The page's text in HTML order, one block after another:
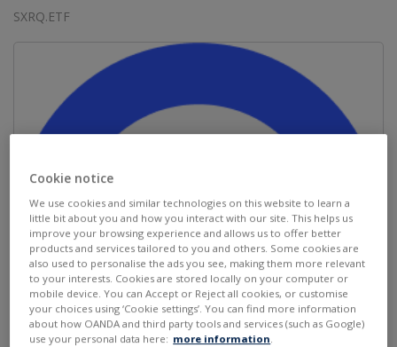
SXRQ.ETF
Cookie notice
We use cookies and similar technologies on this website to learn a
little bit about you and how you interact with our site. This helps us
improve your browsing experience and allows us to offer better
products and services tailored to you and others. Some cookies are
also used to personalise the ads you see, making them more relevant
to your interests. Cookies are stored locally on your computer or
mobile device. You can Accept or Reject all cookies, or customise
your choices using ‘Cookie settings’. You can find more information
about how OANDA and third party tools and services (such as Google)
use your personal data here: more information.